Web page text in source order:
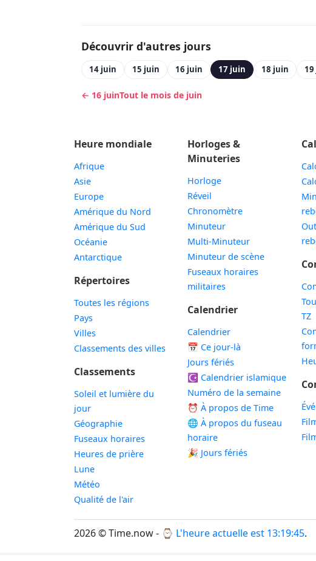
Découvrir d'autres jours
14 juin 15 juin 16 juin 17 juin 18 juin
← 16 juinTout le mois de juin
Heure mondiale
Afrique
Asie
Europe
Amérique du Nord
Amérique du Sud
Océanie
Antarctique
Répertoires
Toutes les régions
Pays
Villes
Classements des villes
Classements
Soleil et lumière du
jour
Géographie
Fuseaux horaires
Heures de prière
Lune
Météo
Qualité de l'air
Horloges &
Minuteries
Horloge
Réveil
Chronomètre
Minuteur
Multi-Minuteur
Minuteur de scène
Fuseaux horaires
militaires
Calendrier
Calendrier
📅 Ce jour-là
Jours fériés
☪️ Calendrier islamique
Numéro de la semaine
⏰ À propos de Time
🌐 À propos du fuseau
horaire
🎉 Jours fériés
TZ
2026 © Time.now - ⌚ L'heure actuelle est 13:19:45.